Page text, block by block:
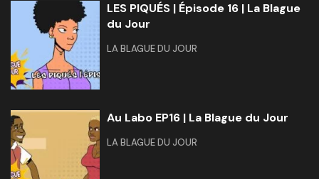
LES PIQUÉS | Épisode 16 | La Blague
du Jour
LA BLAGUE DU JOUR
Au Labo EP16 | La Blague du Jour
LA BLAGUE DU JOUR